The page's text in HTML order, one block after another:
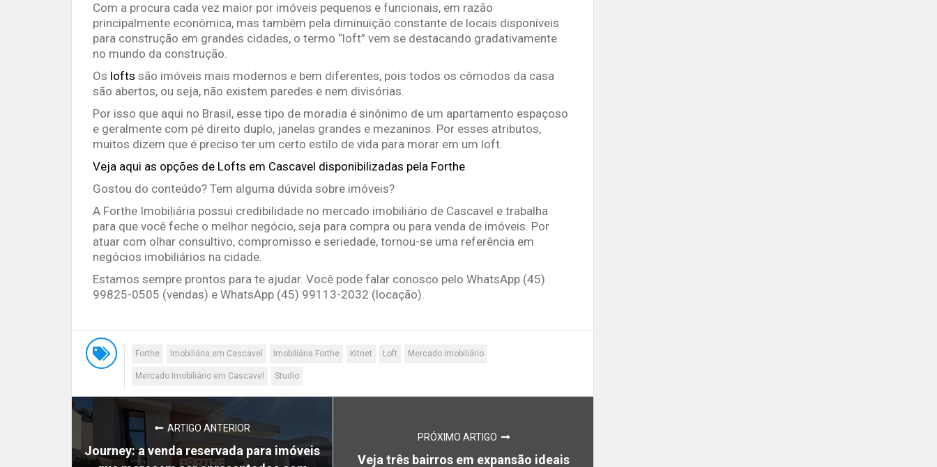
Com a procura cada vez maior por imóveis pequenos e funcionais, em razão
principalmente econômica, mas também pela diminuição constante de locais disponíveis
para construção em grandes cidades, o termo “loft” vem se destacando gradativamente
no mundo da construção.
Os lofts são imóveis mais modernos e bem diferentes, pois todos os cômodos da casa
são abertos, ou seja, não existem paredes e nem divisórias.
Por isso que aqui no Brasil, esse tipo de moradia é sinônimo de um apartamento espaçoso
e geralmente com pé direito duplo, janelas grandes e mezaninos. Por esses atributos,
muitos dizem que é preciso ter um certo estilo de vida para morar em um loft.
Veja aqui as opções de Lofts em Cascavel disponibilizadas pela Forthe
Gostou do conteúdo? Tem alguma dúvida sobre imóveis?
A Forthe Imobiliária possui credibilidade no mercado imobiliário de Cascavel e trabalha
para que você feche o melhor negócio, seja para compra ou para venda de imóveis. Por
atuar com olhar consultivo, compromisso e seriedade, tornou-se uma referência em
negócios imobiliários na cidade.
Estamos sempre prontos para te ajudar. Você pode falar conosco pelo WhatsApp (45)
99825-0505 (vendas) e WhatsApp (45) 99113-2032 (locação).
Forthe Imobiliária em Cascavel Imobiliária Forthe Kitnet Loft Mercado imobiliário
Mercado Imobiliário em Cascavel Studio
ARTIGO ANTERIOR
Journey: a venda reservada para imóveis
PRÓXIMO ARTIGO
Veja três bairros em expansão ideais